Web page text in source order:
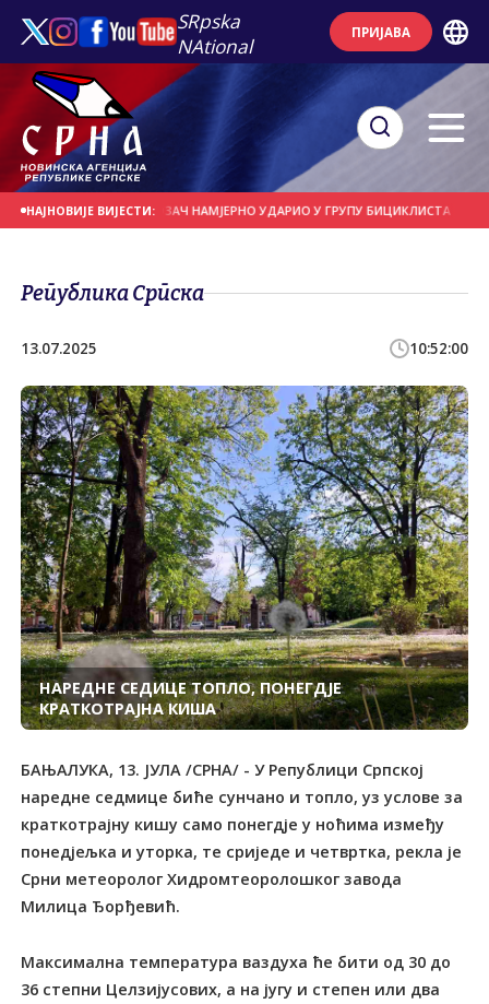
SRpska
NAtional
ПРИЈАВА
НАЈНОВИЈЕ ВИЈЕСТИ:
ДАН ВОЗАЧ НАМЈЕРНО УДАРИО У ГРУПУ БИЦИКЛИСТА
Република Српска
13.07.2025 10:52:00
НАРЕДНЕ СЕДИЦЕ ТОПЛО, ПОНЕГДЈЕ
КРАТКОТРАЈНА КИША
БАЊАЛУКА, 13. ЈУЛА /СРНА/ - У Републици Српској
наредне седмице биће сунчано и топло, уз услове за
краткотрајну кишу само понегдје у ноћима између
понедјељка и уторка, те сриједе и четвртка, рекла је
Срни метеоролог Хидромтеоролошког завода
Милица Ђорђевић.
Максимална температура ваздуха ће бити од 30 до
36 степни Целзијусових, а на југу и степен или два